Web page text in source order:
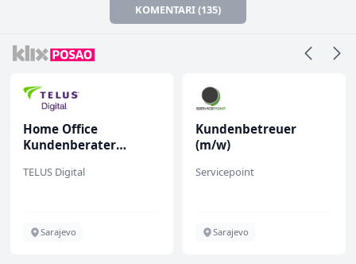
KOMENTARI (135)
Home Office
Kundenberater
TELUS Digital
Sarajevo
Kundenbetreuer
(m/w)
Servicepoint
Sarajevo